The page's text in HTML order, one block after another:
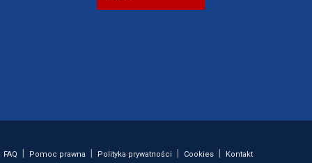
FAQ | Pomoc prawna | Polityka prywatności | Cookies | Kontakt